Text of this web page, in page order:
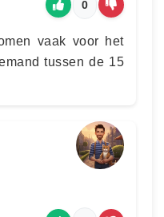
0
vaak voor het
tussen de 15